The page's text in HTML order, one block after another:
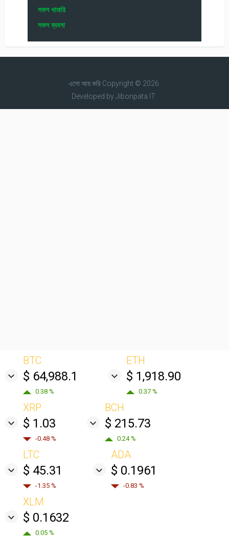
সফল খামারি
সফল ব্যবসা
এসো আয় করিCopyright © 2026.
Developed byJibonpata IT
BTC
$ 64,988.1
0.38 %
ETH
$ 1,918.90
0.37 %
XRP
$ 1.03
-0.48 %
BCH
$ 215.73
0.24 %
LTC
$ 45.31
-1.35 %
ADA
$ 0.1961
-0.83 %
XLM
$ 0.1632
0.05 %